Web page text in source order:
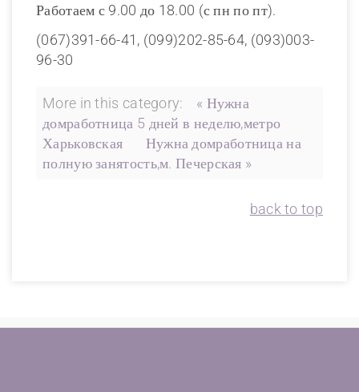
Работаем с 9.00 до 18.00 (с пн по пт).
(067)391-66-41, (099)202-85-64, (093)003-
96-30
More in this category:
« Нужна
домработница 5 дней в неделю,метро
Харьковская
Нужна домработница на
полную занятость,м. Печерская »
back to top